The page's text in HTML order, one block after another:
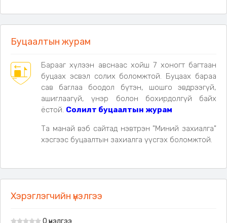
Буцаалтын журам
Барааг хүлээн авснаас хойш 7 хоногт багтаан
буцаах эсвэл солих боломжтой. Буцаах бараа
сав баглаа боодол бүтэн, шошго эвдрээгүй,
ашиглаагүй, үнэр болон бохирдолгүй байх
ёстой. Солилт буцаалтын журам
Та манай вэб сайтад нэвтрэн "Миний захиалга"
хэсгээс буцаалтын захиалга үүсгэх боломжтой.
Хэрэглэгчийн үнэлгээ
0 үнэлгээ